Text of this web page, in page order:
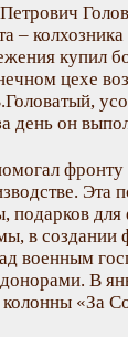
–
купил
цехе
день он
Эта
подарков
в
военным
В
колонны «За